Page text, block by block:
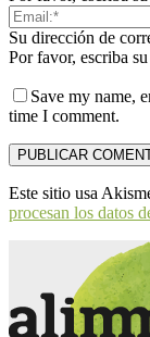
Su dirección de
Por favor, escriba
Save my name,
time I comment.
Este sitio usa
procesan los datos